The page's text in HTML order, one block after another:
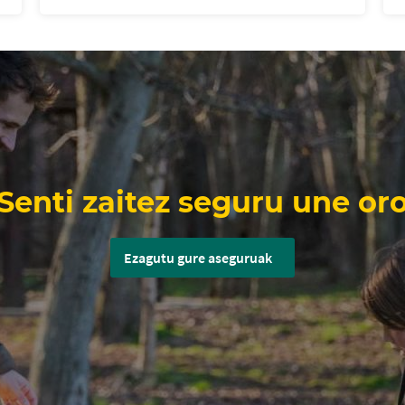
zaitez seguru une
Ezagutu gure aseguruak